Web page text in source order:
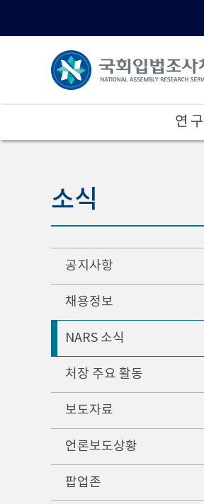
연 구
소식
공지사항
채용정보
NARS 소식
처장 주요 활동
보도자료
언론보도상황
팝업존